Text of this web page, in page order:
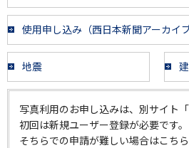
使用申し込み（西日本新聞アーカイブ
地震
写真利用のお申し込みは、別サイト
初回は新規ユーザー登録が必要です。
そちらでの申請が難しい場合はこち